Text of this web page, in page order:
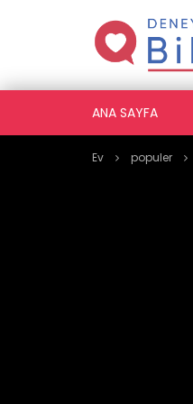
ANA SAYFA
Ev populer